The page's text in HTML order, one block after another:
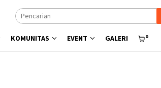
KOMUNITAS EVENT GALERI 0